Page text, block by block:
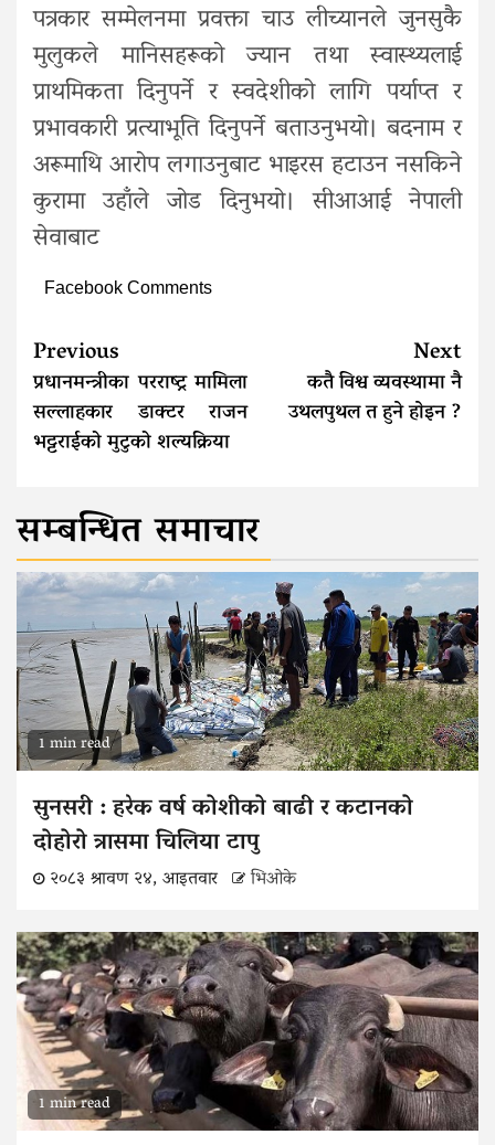
पत्रकार सम्मेलनमा प्रवक्ता चाउ लीच्यानले जुनसुकै
मुलुकले मानिसहरूको ज्यान तथा स्वास्थ्यलाई
प्राथमिकता दिनुपर्ने र स्वदेशीको लागि पर्याप्त र
प्रभावकारी प्रत्याभूति दिनुपर्ने बताउनुभयो। बदनाम र
अरूमाथि आरोप लगाउनुबाट भाइरस हटाउन नसकिने
कुरामा उहाँले जोड दिनुभयो। सीआआई नेपाली
सेवाबाट
Facebook Comments
Continue
Reading
Previous
प्रधानमन्त्रीका परराष्ट्र मामिला
सल्लाहकार डाक्टर राजन
भट्टराईको मुटुको शल्यक्रिया
Next
कतै विश्व व्यवस्थामा नै
उथलपुथल त हुने हाेइन ?
सम्बन्धित समाचार
1 min read
सुनसरी : हरेक वर्ष कोशीको बाढी र कटानको
दोहोरो त्रासमा चिलिया टापु
२०८३ श्रावण २४, आइतवार भिओके
1 min read